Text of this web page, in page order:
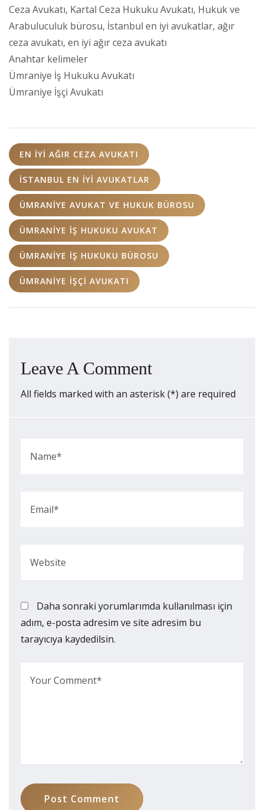
Ceza Avukatı, Kartal Ceza Hukuku Avukatı, Hukuk ve
Arabuluculuk bürosu, İstanbul en iyi avukatlar, ağır
ceza avukatı, en iyi ağır ceza avukatı
Anahtar kelimeler
Ümraniye İş Hukuku Avukatı
Ümraniye İşçi Avukatı
EN IYI AĞIR CEZA AVUKATI
İSTANBUL EN IYI AVUKATLAR
ÜMRANIYE AVUKAT VE HUKUK BÜROSU
ÜMRANIYE İŞ HUKUKU AVUKAT
ÜMRANIYE İŞ HUKUKU BÜROSU
ÜMRANIYE İŞÇI AVUKATI
Leave A Comment
All fields marked with an asterisk (*) are required
Daha sonraki yorumlarımda kullanılması için
adım, e-posta adresim ve site adresim bu
tarayıcıya kaydedilsin.
Post Comment